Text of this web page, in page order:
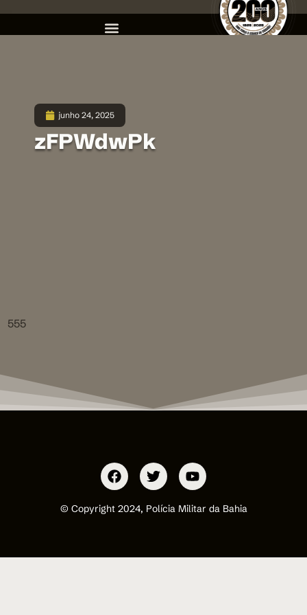
junho 24, 2025
zFPWdwPk
555
© Copyright 2024, Polícia Militar da Bahia